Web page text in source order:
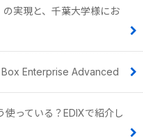
実現と、千葉大学様にお
Box Enterprise Advanced
使っている？EDIXで紹介し